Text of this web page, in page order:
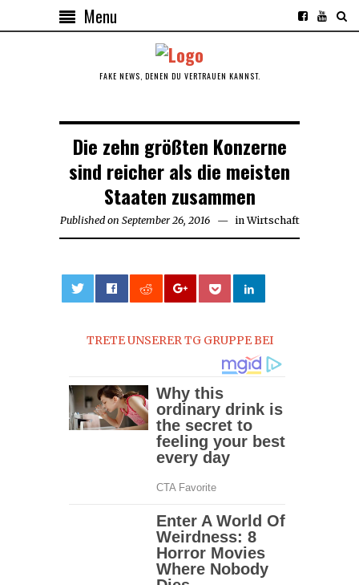
Menu
FAKE NEWS, DENEN DU VERTRAUEN KANNST.
Die zehn größten Konzerne
sind reicher als die meisten
Staaten zusammen
Published on September 26, 2016September
in Wirtschaft
TRETE UNSERER TG GRUPPE BEI